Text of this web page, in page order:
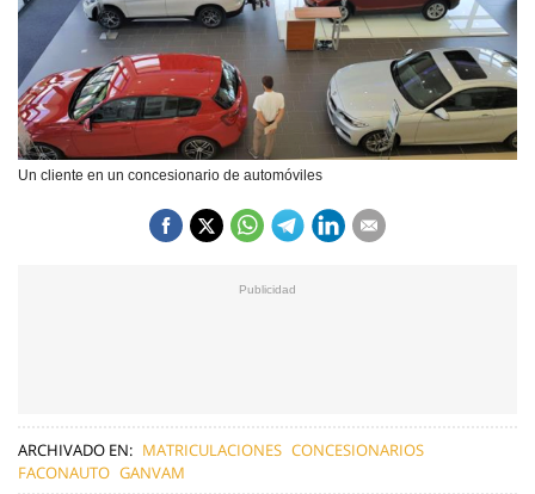
Un cliente en un concesionario de automóviles
ARCHIVADO EN: MATRICULACIONES CONCESIONARIOS
FACONAUTO GANVAM